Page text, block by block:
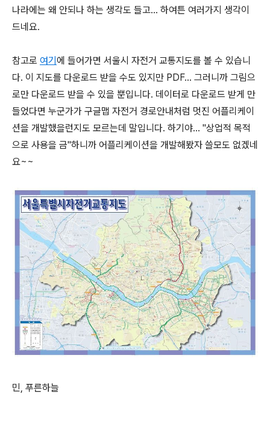
나라에는 왜 안되나 하는 생각도 들고... 하여튼 여러가지 생각이
드네요.
참고로 여기에 들어가면 서울시 자전거 교통지도를 볼 수 있습니
다. 이 지도를 다운로드 받을 수도 있지만 PDF... 그러니까 그림으
로만 다운로드 받을 수 있을 뿐입니다. 데이터로 다운로드 받게 만
들었다면 누군가가 구글맵 자전거 경로안내처럼 멋진 어플리케이
션을 개발했을런지도 모르는데 말입니다. 하기야... "상업적 목적
으로 사용을 금"하니까 어플리케이션을 개발해봤자 쓸모도 없겠네
요~~
민, 푸른하늘